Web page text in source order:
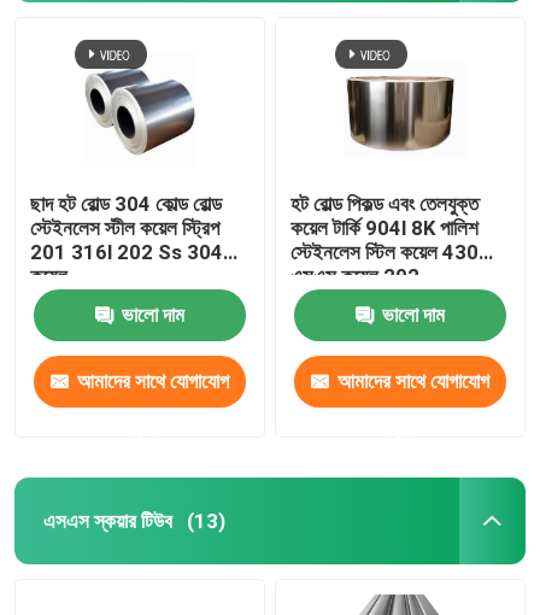
ছাদ হট রোল্ড 304 কোল্ড রোল্ড
স্টেইনলেস স্টীল কয়েল স্ট্রিপ
201 316l 202 Ss 304
কয়েল
ভালো দাম
আমাদের সাথে যোগাযোগ
হট রোল্ড পিকল্ড এবং তেলযুক্ত
কয়েল টার্কি 904l 8K পালিশ
স্টেইনলেস স্টিল কয়েল 430
এসএস কয়েল 202
ভালো দাম
আমাদের সাথে যোগাযোগ
এসএস স্কয়ার টিউব (13)